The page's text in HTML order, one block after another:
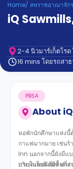
Partner
Help
and
Contact
us
How
Works
FAQs
Home/ สหราชอาณาจักร
iQ Sawmills
2-4 นิวมาร์เก็ตโรด
16 mins โดยรถสา
About
PBSA
หอพักนักศึกษาแห่งนี้
กาแฟมากมาย เช่นร้
Inn นอกจากนี้ยังมีแ
บริเวณใกล้เคียง ห่า
ภายในหอพักมีพื้นที่ส่